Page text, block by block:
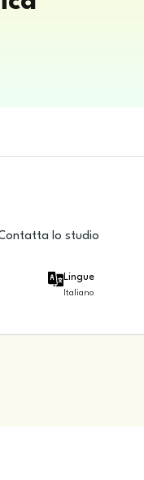
lo studio
Lingue
Italiano